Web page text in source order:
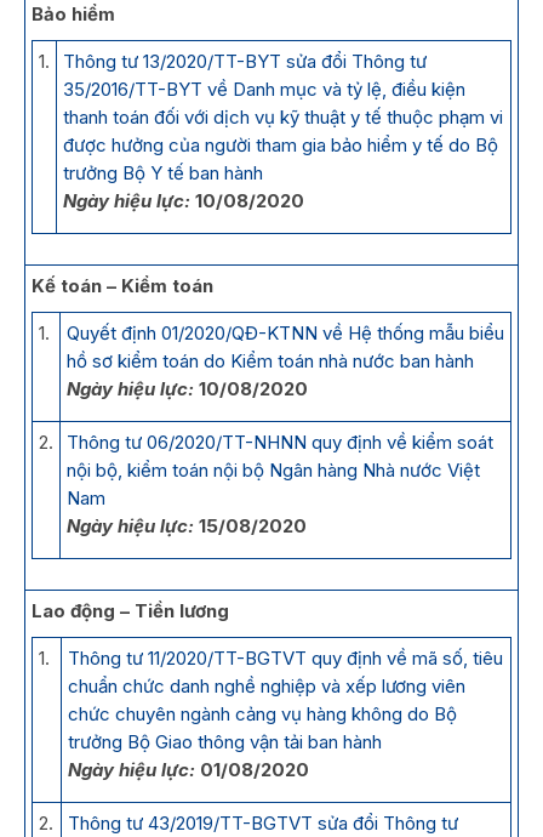
Bảo hiểm
1.
Thông tư 13/2020/TT-BYT sửa đổi Thông tư
35/2016/TT-BYT về Danh mục và tỷ lệ, điều kiện
thanh toán đối với dịch vụ kỹ thuật y tế thuộc phạm vi
được hưởng của người tham gia bảo hiểm y tế do Bộ
trưởng Bộ Y tế ban hành
Ngày hiệu lực: 10/08/2020
Kế toán – Kiểm toán
1.
Quyết định 01/2020/QĐ-KTNN về Hệ thống mẫu biểu
hồ sơ kiểm toán do Kiểm toán nhà nước ban hành
Ngày hiệu lực: 10/08/2020
2.
Thông tư 06/2020/TT-NHNN quy định về kiểm soát
nội bộ, kiểm toán nội bộ Ngân hàng Nhà nước Việt
Nam
Ngày hiệu lực: 15/08/2020
Lao động – Tiền lương
1.
Thông tư 11/2020/TT-BGTVT quy định về mã số, tiêu
chuẩn chức danh nghề nghiệp và xếp lương viên
chức chuyên ngành cảng vụ hàng không do Bộ
trưởng Bộ Giao thông vận tải ban hành
Ngày hiệu lực: 01/08/2020
2.
Thông tư 43/2019/TT-BGTVT sửa đổi Thông tư